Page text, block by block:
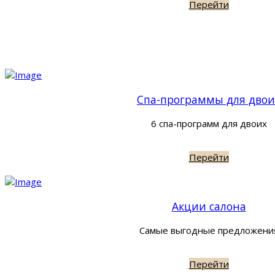
Перейти
Спа-программы для
6 спа-программ для двоих
Перейти
Акции салона
Самые выгодные
Перейти